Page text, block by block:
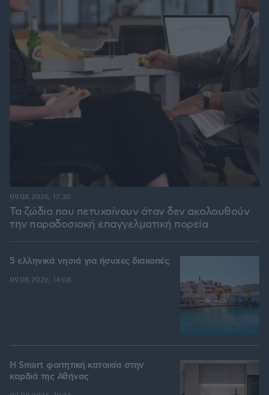
Τα ζώδια που πετυχαίνουν όταν δεν ακολουθούν
την παραδοσιακή επαγγελματική πορεία
09.08.2026, 12:30
5 ελληνικά νησιά για ήσυχες διακοπές
09.08.2026, 14:08
Η Smart φοιτητική κατοικία στην
καρδιά της Αθήνας